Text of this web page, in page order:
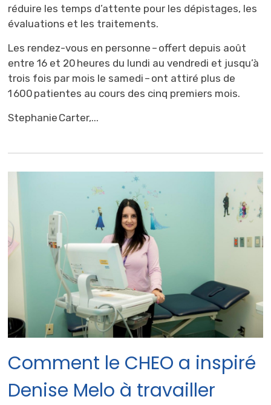
réduire les temps d’attente pour les dépistages, les
évaluations et les traitements.
Les rendez-vous en personne – offert depuis août
entre 16 et 20 heures du lundi au vendredi et jusqu’à
trois fois par mois le samedi – ont attiré plus de
1 600 patientes au cours des cinq premiers mois.
Stephanie Carter,...
Comment le CHEO a inspiré
Denise Melo à travailler